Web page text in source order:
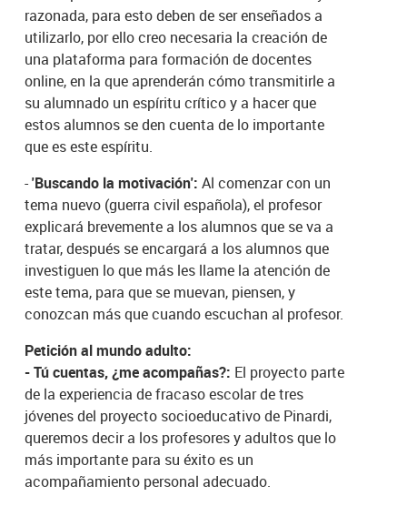
razonada, para esto deben de ser enseñados a
utilizarlo, por ello creo necesaria la creación de
una plataforma para formación de docentes
online, en la que aprenderán cómo transmitirle a
su alumnado un espíritu crítico y a hacer que
estos alumnos se den cuenta de lo importante
que es este espíritu.
-'Buscando la motivación': Al comenzar con un
tema nuevo (guerra civil española), el profesor
explicará brevemente a los alumnos que se va a
tratar, después se encargará a los alumnos que
investiguen lo que más les llame la atención de
este tema, para que se muevan, piensen, y
conozcan más que cuando escuchan al profesor.
Petición al mundo adulto:
- Tú cuentas, ¿me acompañas?: El proyecto parte
de la experiencia de fracaso escolar de tres
jóvenes del proyecto socioeducativo de Pinardi,
queremos decir a los profesores y adultos que lo
más importante para su éxito es un
acompañamiento personal adecuado.